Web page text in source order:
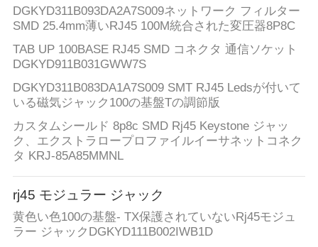
ー
規
約
DGKYD311B093DA2A7S009ネットワーク フィルター
SMD 25.4mm薄いRJ45 100M統合された変圧器8P8C
TAB UP 100BASE RJ45 SMD コネクタ 通信ソケット
DGKYD911B031GWW7S
DGKYD311B083DA1A7S009 SMT RJ45 Ledsが付いて
いる磁気ジャック100の基盤Tの調節版
カスタムシールド 8p8c SMD Rj45 Keystone ジャッ
ク、エクストラロープロファイルイーサネットコネク
タ KRJ-85A85MMNL
rj45 モジュラー ジャック
黄色い色100の基盤- TX保護されていないRj45モジュ
ラー ジャックDGKYD111B002IWB1D